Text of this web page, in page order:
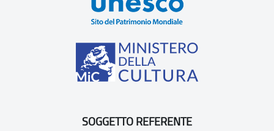
SOGGETTO REFERENTE